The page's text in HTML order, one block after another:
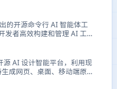
的开源命令行 AI 智能体工
发者高效构建和管理 AI 工作
AI 设计智能平台，利用现
成网页、桌面、移动端原